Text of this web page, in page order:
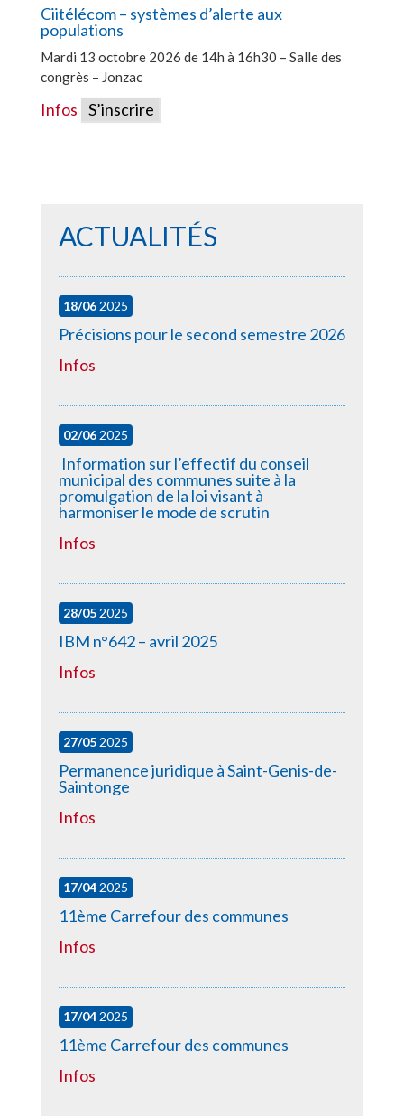
Ciitélécom – systèmes d’alerte aux
populations
Mardi 13 octobre 2026 de 14h à 16h30 – Salle des
congrès – Jonzac
Infos S’inscrire
ACTUALITÉS
18/062025
Précisions pour le second semestre 2026
Infos
02/062025
Information sur l’effectif du conseil
municipal des communes suite à la
promulgation de la loi visant à
harmoniser le mode de scrutin
Infos
28/052025
IBM n°642 – avril 2025
Infos
27/052025
Permanence juridique à Saint-Genis-de-
Saintonge
Infos
17/042025
11ème Carrefour des communes
Infos
17/042025
11ème Carrefour des communes
Infos